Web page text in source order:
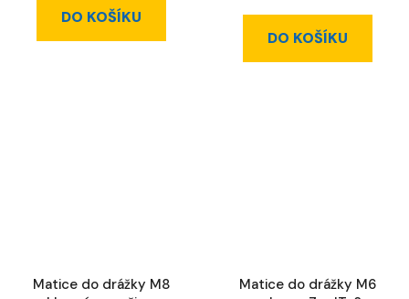
DO KOŠÍKU
DO KOŠÍKU
Matice do drážky M8
Matice do drážky M6